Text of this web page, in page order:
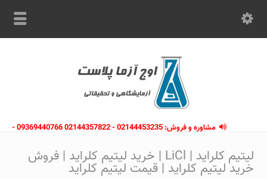
مشاوره و فروش: 02144453235 - 02144357822 09369440766 -
لیتیم کلراید | LiCl | خرید لیتیم کلراید | فروش
خرید لیتیم کلراید | قیمت لیتیم کلراید